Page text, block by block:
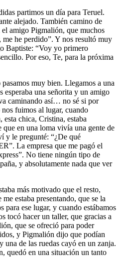
partimos un día para Teruel.
alejado. También camino de
amigo Pigmalión, que muchos
he perdido”. Y nos resultó muy
Baptiste: “Voy yo primero
Por eso, Te, para la próxima
muy bien. Llegamos a una
esperaba una señorita y un amigo
caminando así… no sé si por
fuimos al lugar, cuando
esta chica, Cristina, estaba
en una loma vivía una gente de
y le pregunté: “¿De qué
La empresa que me pagó el
No tiene ningún tipo de
y absolutamente nada que ver
más motivado que el resto,
estaba presentando, que se la
para ese lugar, y cuando estábamos
tocó hacer un taller, que gracias a
que se ofreció para poder
y Pigmalión dijo que podían
una de las ruedas cayó en un zanja.
quedó en una situación un tanto